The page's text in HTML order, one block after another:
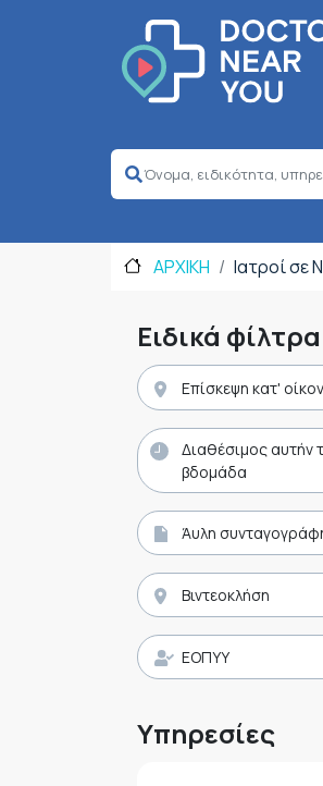
ΑΡΧΙΚΗ Ιατροί σε
Ειδικά φίλτρα
Επίσκεψη κατ' οίκον
Διαθέσιμος αυτήν
βδομάδα
Άυλη
Βιντεοκλήση
ΕΟΠΥΥ
Υπηρεσίες